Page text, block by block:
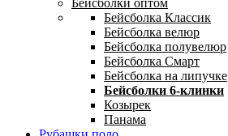
Бейсболка Классик
Бейсболка велюр
Бейсболка полувелюр
Бейсболка Смарт
Бейсболка на липучке
Бейсболки 6-клинки
Козырек
Панама